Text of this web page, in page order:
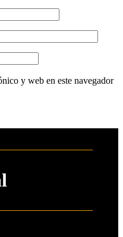
y web en este navegador